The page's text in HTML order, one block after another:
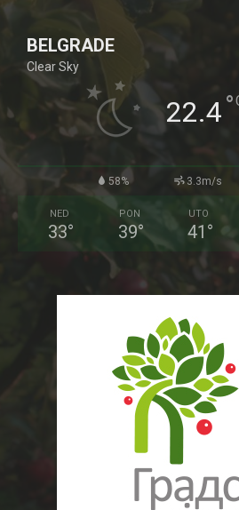
BELGRADE
Clear Sky
22.4°
58% 3.3m/s
NED
33°
PON
39°
UTO
41 °